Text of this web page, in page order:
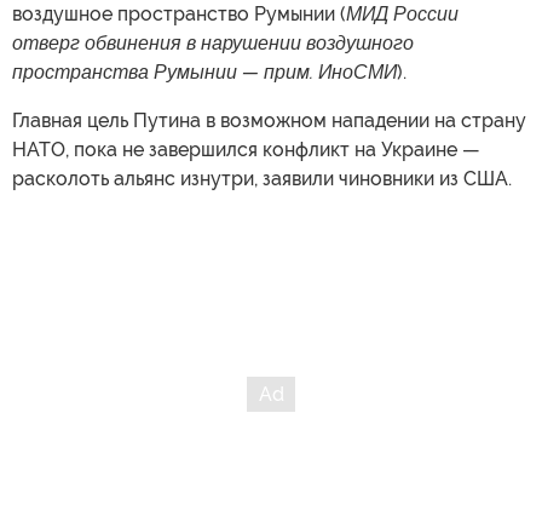
воздушное пространство Румынии (МИД России
отверг обвинения в нарушении воздушного
пространства Румынии — прим. ИноСМИ).
Главная цель Путина в возможном нападении на страну
НАТО, пока не завершился конфликт на Украине —
расколоть альянс изнутри, заявили чиновники из США.